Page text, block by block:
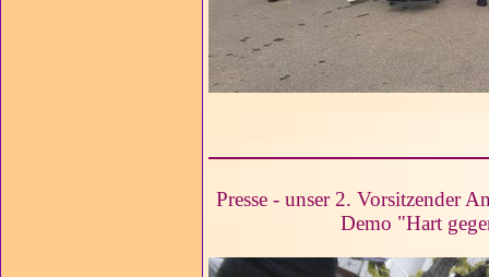
Presse - unser 2. Vorsitzender
Demo "Hart